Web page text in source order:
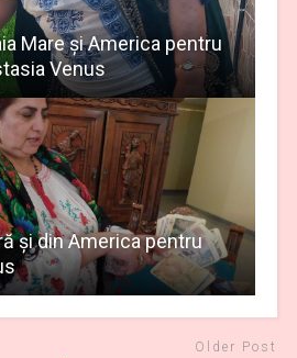
Mare și America pentru
Venus
și din America pentru
Older Post